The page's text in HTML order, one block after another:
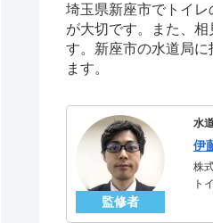
埼玉県新座市でトイ
が大切です。また、
す。新座市の水道局
ます。
監修者
水
伊
株
ト